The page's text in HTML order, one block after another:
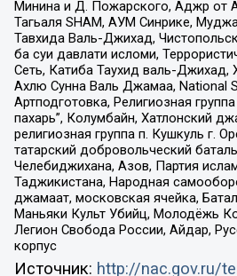
Минина и Д. Пожарского, Аджр от
Тагьаля SHAM, АУМ Синрике,
Тавхида Валь-Джихад,
ба суи давлати исломи,
Сеть, Катиба Таухид валь-Джихад,
Ахлю Сунна Валь Джамаа, National
Артподготовка, Религиозная
пахарь”, Колумбайн, Хатлонский
религиозная группа п. Кушкуль г.
татарский добровольческий
Челебиджихана, Азов, Партия
Таджикистана, Народная
джамаат, московская ячейка,
Маньяки Культ Убийц, Молодёжь
Легион Свобода России, Айдар,
корпус
Источник: http://nac.gov.ru/